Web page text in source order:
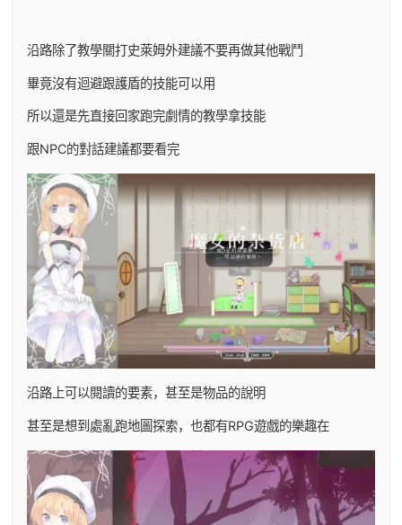
沿路除了教學關打史萊姆外建議不要再做其他戰鬥
畢竟沒有迴避跟護盾的技能可以用
所以還是先直接回家跑完劇情的教學拿技能
跟NPC的對話建議都要看完
沿路上可以閱讀的要素，甚至是物品的說明
甚至是想到處亂跑地圖探索，也都有RPG遊戲的樂趣在